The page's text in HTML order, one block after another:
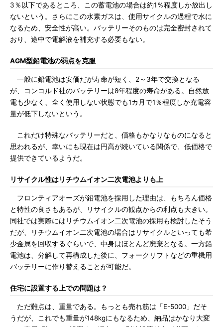
3％以下であるところ、この蓄電池の場合は約1％程度しか放出し
ないという。さらにこの水素ガスは、使用サイクルの過程で水に
なるため、安全性が高い。バッテリーそのものは完全密封されて
おり、途中で電解液を補充する必要もない。
AGM型鉛電池の弱点を克服
一般に鉛電池は安価だが寿命が短く、2～3年で交換となる
が、コンコルド社のバッテリーは8年程度の寿命がある。自然放
電も少なく、全く使用しない状態でも1カ月で1％程度しか充電容
量が低下しないという。
これだけ特殊なバッテリーだと、価格もかなりなものになると
思われるが、幸いにも現在は円高が続いている関係で、低価格で
提供できているようだ。
リサイクル性はリチウムイオン二次電池よりも上
フロンティアオーズが鉛電池を採用した理由は、もちろん価格
と特性の良さもあるが、リサイクルの観点からの利点も大きい。
同社では実際にはリチウムイオン二次電池の採用も検討したそう
だが、リチウムイオン二次電池の場合はリサイクルといっても希
少金属を回収するぐらいで、中身はほとんど廃棄となる。一方鉛
電池は、分解して再構成した後に、フォークリフトなどの重機用
バッテリーに作り替えることが可能だ。
住宅に設置する上での問題は？
ただ難点は、重量である。もっとも売れ筋は「E-5000」だそ
うだが、これでも重量が148kgにもなるため、納品はかなり大変